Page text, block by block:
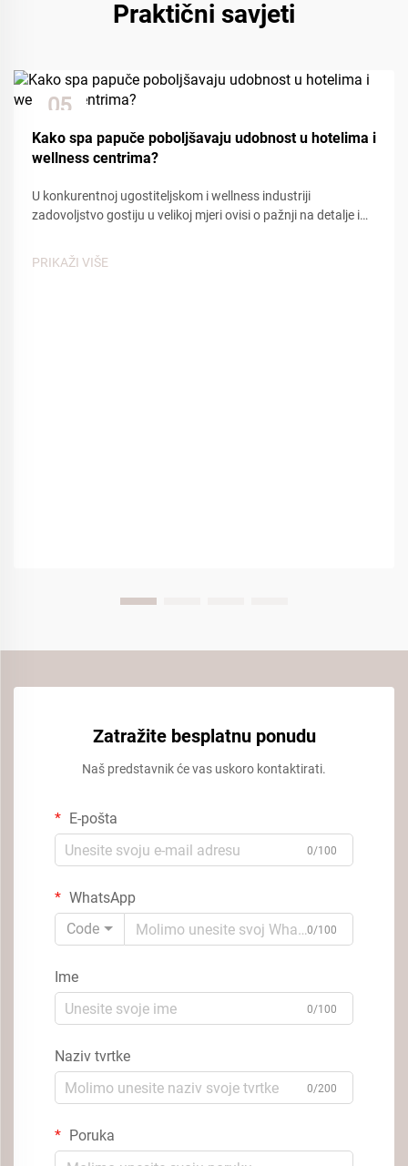
Praktični savjeti
05
Dec
Kako spa papuče poboljšavaju udobnost u hotelima i
wellness centrima?
U konkurentnoj ugostiteljskom i wellness industriji
zadovoljstvo gostiju u velikoj mjeri ovisi o pažnji na detalje i
na iskustvo gostiju, spa papuče igraju ključnu ulogu u
PRIKAŽI VIŠE
Zatražite besplatnu ponudu
Naš predstavnik će vas uskoro kontaktirati.
E-pošta
0/100
WhatsApp
Code
0/100
Ime
0/100
Naziv tvrtke
0/200
Poruka